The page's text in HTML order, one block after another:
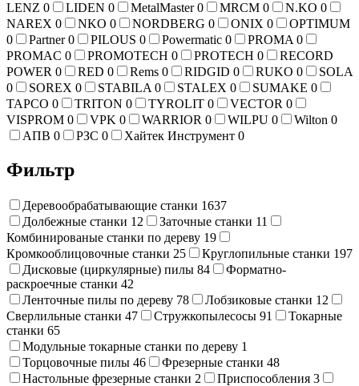
LENZ 0 LIDEN 0 MetalMaster0 MRCM 0 N.KO 0
NAREX 0 NKO 0 NORDBERG 0 ONIX 0
OPTIMUM
0
Partner0 PILOUS 0 Powermatic 0 PROMA 0
PROMAC 0 PROMOTECH 0 PROTECH 0
RECORD
POWER 0 RED 0 Rems 0 RIDGID 0 RUKO 0
SOLA
0
SOREX 0 STABILA 0 STALEX 0 SUMAKE 0
TAPCO 0 TRITON 0 TYROLIT 0 VECTOR 0
VISPROM 0 VPK 0 WARRIOR 0 WILPU 0 Wilton 0
АПВ 0 РЗС 0 Хайтек Инструмент 0
Фильтр
Деревообрабатывающие станки 1637
Долбежные станки 12 Заточные станки 11
Комбинированые станки по дереву 19
Кромкооблицовочные станки 25 Круглопильные станки 197
Дисковые (циркулярные) пилы 84
Форматно-
раскроечные станки 42
Ленточные пилы по дереву 78 Лобзиковые станки 12
Сверлильные станки 47 Стружкопылесосы 91
Токарные
станки 65
Модульные токарные станки по дереву 1
Торцовочные пилы 46 Фрезерные станки 48
Настольные фрезерные станки 2 Приспособления 3